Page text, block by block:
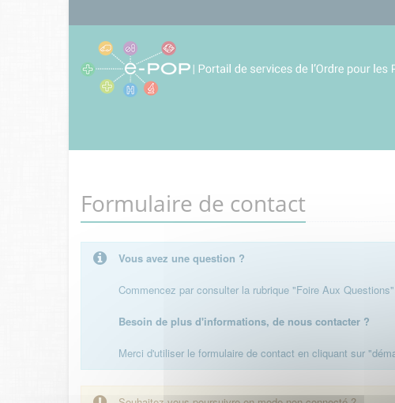
Formulaire de contact
Vous avez une question ?
Commencez par consulter la rubrique "Foire Aux
Besoin de plus d'informations, de nous contacter ?
Merci d'utiliser le formulaire de contact en cliquant sur